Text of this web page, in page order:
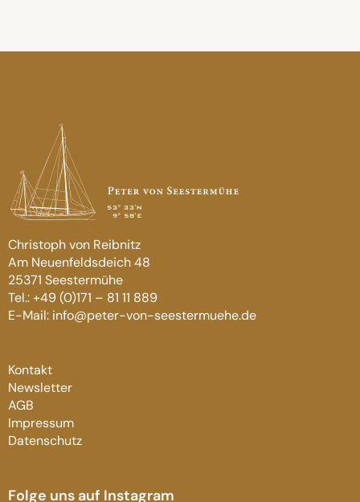
Christoph von Reibnitz
Am Neuenfeldsdeich 48
25371 Seestermühe
Tel.: +49 (0)171 – 81 11 889
E-Mail: info@peter-von-seestermuehe.de
Kontakt
Newsletter
AGB
Impressum
Datenschutz
Folge uns auf Instagram